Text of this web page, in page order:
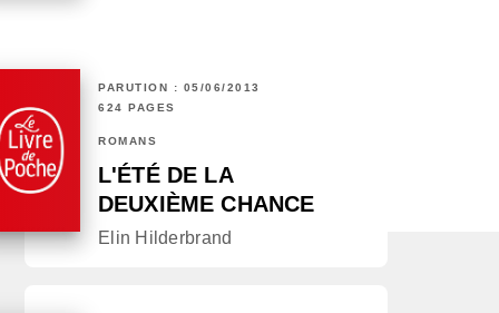
PARUTION : 05/06/2013
624 PAGES
ROMANS
L'ÉTÉ DE LA
DEUXIÈME CHANCE
Elin Hilderbrand